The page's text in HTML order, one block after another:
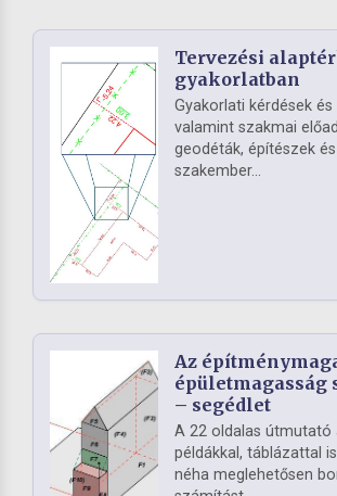
Tervezési
gyakorlatban
Gyakorlati kérdések és
valamint szakmai
geodéták, építészek
szakember...
Az
épületmagasság
– segédlet
A 22 oldalas útmutató
példákkal, táblázattal
néha meglehetősen